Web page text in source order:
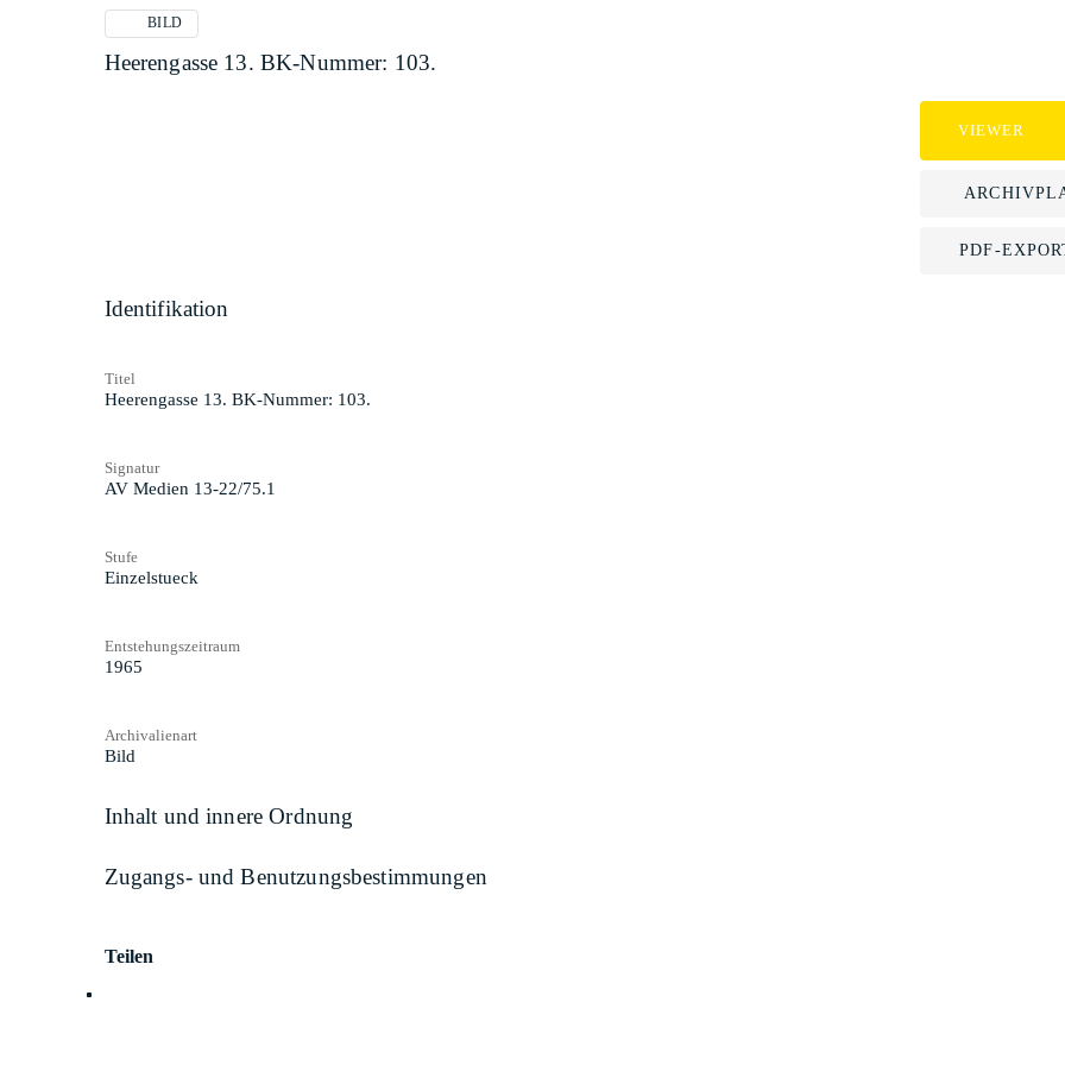
BILD
Heerengasse 13. BK-Nummer: 103.
VIEWER
PDF-
Identifikation
Titel
Heerengasse 13. BK-Nummer: 103.
Signatur
AV Medien 13-22/75.1
Stufe
Einzelstueck
Entstehungszeitraum
1965
Archivalienart
Bild
Inhalt und innere Ordnung
Zugangs- und Benutzungsbestimmungen
Teilen